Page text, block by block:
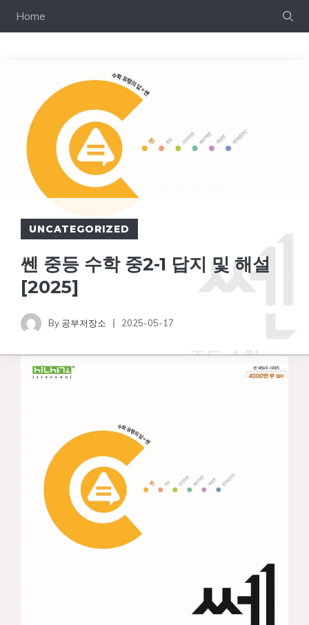
Home
UNCATEGORIZED
쎈 중등 수학 중2-1 답지 및 해설
[2025]
By 공부저장소 2025-05-17